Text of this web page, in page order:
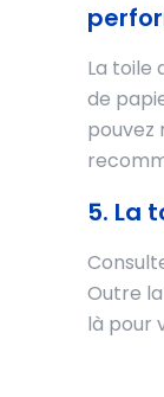
La toile
de
pouvez
5. La
Outre
là pour